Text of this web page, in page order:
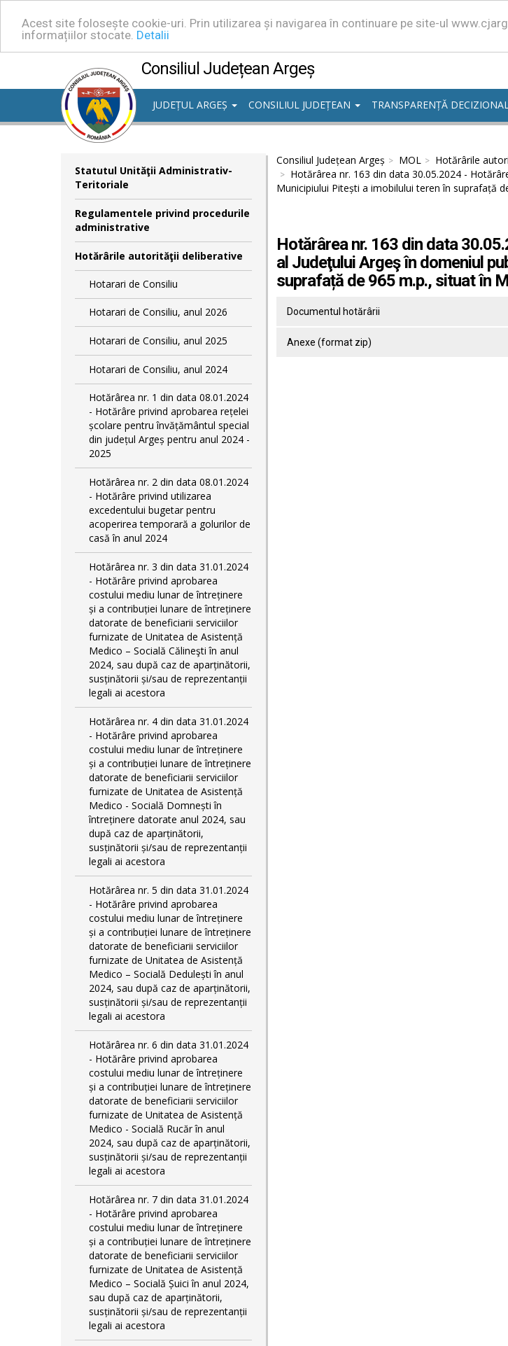
Acest site folosește cookie-uri. Prin utilizarea și navigarea în continuare pe site-ul
informațiilor stocate. Detalii
Consiliul Județean Argeș
JUDEȚUL ARGEȘ
CONSILIUL JUDEȚEAN TRANSPARENȚĂ
Statutul Unităţii Administrativ-
Teritoriale
Regulamentele privind procedurile
administrative
Hotărârile autorităţii deliberative
Hotarari de Consiliu
Hotarari de Consiliu, anul 2026
Hotarari de Consiliu, anul 2025
Hotarari de Consiliu, anul 2024
Hotărârea nr. 1 din data 08.01.2024
- Hotărâre privind aprobarea rețelei
școlare pentru învățământul special
din județul Argeș pentru anul 2024 -
2025
Hotărârea nr. 2 din data 08.01.2024
- Hotărâre privind utilizarea
excedentului bugetar pentru
acoperirea temporară a golurilor de
casă în anul 2024
Hotărârea nr. 3 din data 31.01.2024
- Hotărâre privind aprobarea
costului mediu lunar de întreținere
și a contribuției lunare de întreținere
datorate de beneficiarii serviciilor
furnizate de Unitatea de Asistență
Medico – Socială Călineşti în anul
2024, sau după caz de aparținătorii,
susținătorii și/sau de reprezentanții
legali ai acestora
Hotărârea nr. 4 din data 31.01.2024
- Hotărâre privind aprobarea
costului mediu lunar de întreținere
și a contribuției lunare de întreținere
datorate de beneficiarii serviciilor
furnizate de Unitatea de Asistență
Medico - Socială Domnești în
întreținere datorate anul 2024, sau
după caz de aparținătorii,
susținătorii și/sau de reprezentanții
legali ai acestora
Hotărârea nr. 5 din data 31.01.2024
- Hotărâre privind aprobarea
costului mediu lunar de întreținere
și a contribuției lunare de întreținere
datorate de beneficiarii serviciilor
furnizate de Unitatea de Asistență
Medico – Socială Dedulești în anul
2024, sau după caz de aparținătorii,
susținătorii și/sau de reprezentanții
legali ai acestora
Hotărârea nr. 6 din data 31.01.2024
- Hotărâre privind aprobarea
costului mediu lunar de întreținere
și a contribuției lunare de întreținere
datorate de beneficiarii serviciilor
furnizate de Unitatea de Asistență
Medico - Socială Rucăr în anul
2024, sau după caz de aparținătorii,
susținătorii și/sau de reprezentanții
legali ai acestora
Hotărârea nr. 7 din data 31.01.2024
- Hotărâre privind aprobarea
costului mediu lunar de întreținere
și a contribuției lunare de întreținere
datorate de beneficiarii serviciilor
furnizate de Unitatea de Asistență
Medico – Socială Șuici în anul 2024,
sau după caz de aparținătorii,
susținătorii și/sau de reprezentanții
legali ai acestora
Consiliul Județean Argeș MOL Hotărârile
Hotărârea nr. 163 din data 30.05.2024 -
Municipiului Pitești a imobilului teren în suprafață
Hotărârea nr. 163 din data
al Judeţului Argeş în domeniul
suprafață de 965 m.p., situat în
Documentul hotărârii
Anexe (format zip)